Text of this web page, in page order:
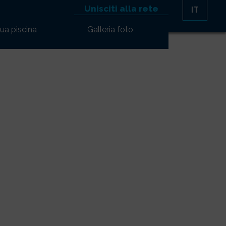
Unisciti alla rete IT
piscina Galleria foto